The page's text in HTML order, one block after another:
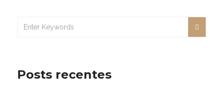
Posts recentes